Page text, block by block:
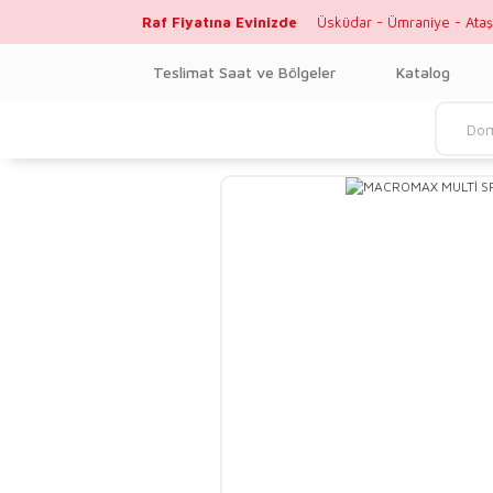
Raf Fiyatına Evinizde Üsküdar - Ümraniye -
Teslimat Saat ve Bölgeler Katalog